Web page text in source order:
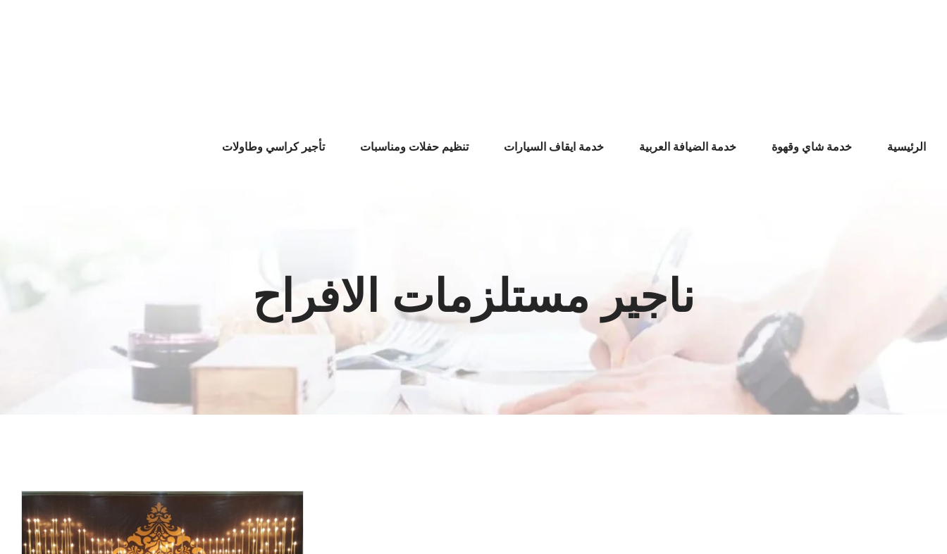
الرئيسية خدمة شاي وقهوة خدمة الضيافة العربية خدمة ايقاف السيارات تنظيم حفلات ومناسبات تأجير كراسي وطاولات
ناجير مستلزمات الافراح